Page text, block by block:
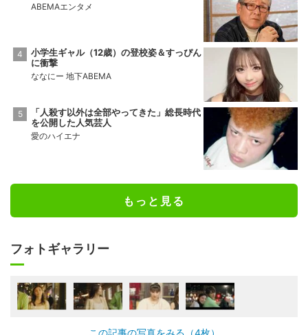
ABEMAエンタメ
小学生ギャル（12歳）の登校姿＆すっぴん
に衝撃
ななにー 地下ABEMA
「人殺す以外は全部やってきた」総長時代
を公開した人気芸人
愛のハイエナ
もっと見る
フォトギャラリー
この記事の写真をみる（4枚）